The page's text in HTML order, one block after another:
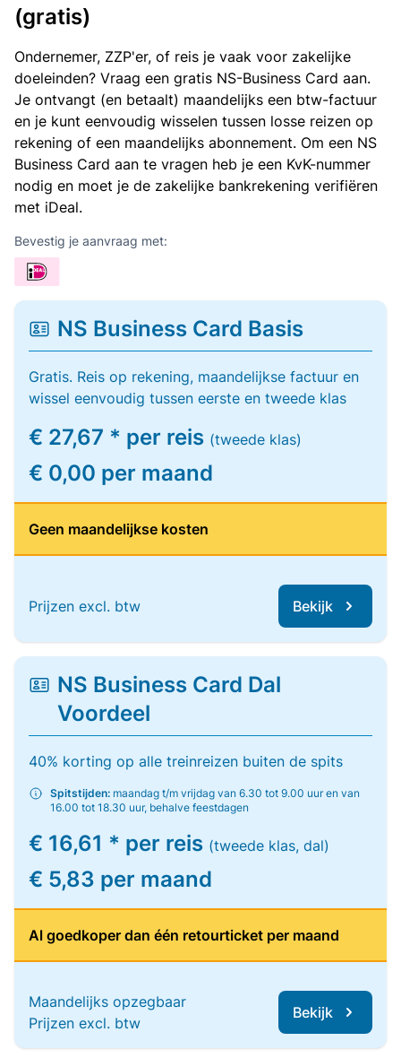
(gratis)
Ondernemer, ZZP'er, of reis je vaak voor zakelijke
doeleinden? Vraag een gratis NS-Business Card aan.
Je ontvangt (en betaalt) maandelijks een btw-factuur
en je kunt eenvoudig wisselen tussen losse reizen op
rekening of een maandelijks abonnement. Om een NS
Business Card aan te vragen heb je een KvK-nummer
nodig en moet je de zakelijke bankrekening verifiëren
met iDeal.
Bevestig je aanvraag met:
NS Business Card Basis
Gratis. Reis op rekening, maandelijkse factuur en
wissel eenvoudig tussen eerste en tweede klas
€ 27,67 * per reis (tweede klas)
€ 0,00 per maand
Geen maandelijkse kosten
Prijzen excl. btw Bekijk
NS Business Card Dal
Voordeel
40% korting op alle treinreizen buiten de spits
Spitstijden: maandag t/m vrijdag van 6.30 tot 9.00 uur en van
16.00 tot 18.30 uur, behalve feestdagen
€ 16,61 * per reis (tweede klas, dal)
€ 5,83 per maand
Al goedkoper dan één retourticket per maand
Maandelijks opzegbaar
Prijzen excl. btw
Bekijk